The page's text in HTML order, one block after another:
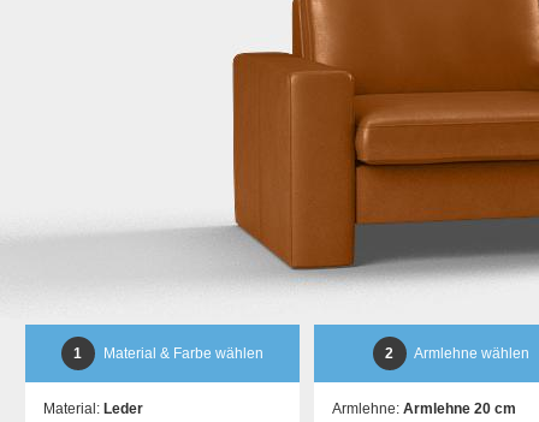
1 Material & Farbe wählen
Material: Leder
2 Armlehne wählen
Armlehne: Armlehne 20 cm